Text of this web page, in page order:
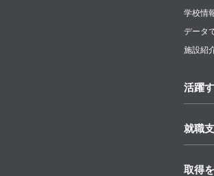
学校情
データ
施設紹
活躍
就職
取得